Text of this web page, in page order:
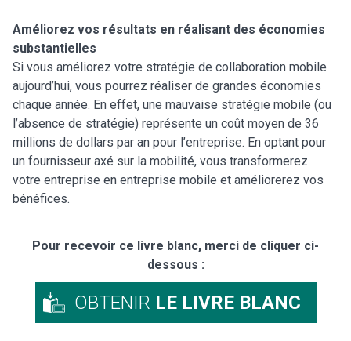
Améliorez vos résultats en réalisant des économies
substantielles
Si vous améliorez votre stratégie de collaboration mobile
aujourd’hui, vous pourrez réaliser de grandes économies
chaque année. En effet, une mauvaise stratégie mobile (ou
l’absence de stratégie) représente un coût moyen de 36
millions de dollars par an pour l’entreprise. En optant pour
un fournisseur axé sur la mobilité, vous transformerez
votre entreprise en entreprise mobile et améliorerez vos
bénéfices.
Pour recevoir ce livre blanc, merci de cliquer ci-
dessous :
OBTENIR LE LIVRE BLANC